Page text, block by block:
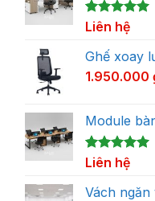
5.00trên 5
dựa trên
1
đánh giá
Liên hệ
Ghế xoay
1.950.000
Module
5.00trên 5
dựa trên
1
đánh giá
Liên hệ
Vách ngăn